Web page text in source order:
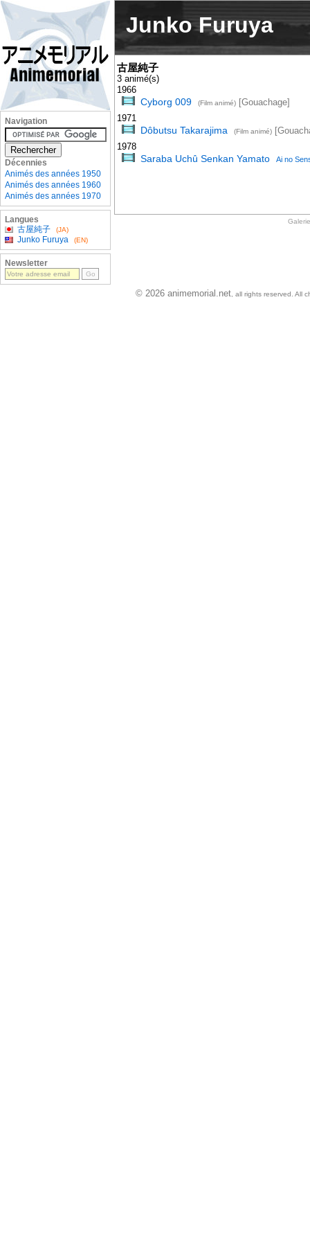
Junko Furuya
古屋純子
3 animé(s)
1966
Cyborg 009 (Film animé)[Gouachage]
1971
Dôbutsu Takarajima (Film animé)
1978
Saraba Uchû Senkan Yamato Ai no
Galerie
Navigation
Décennies
Animés des années 1950
Animés des années 1960
Animés des années 1970
Langues
古屋純子
(JA)
Junko Furuya (EN)
Newsletter
© 2026 animemorial.net , all rights reserved. All